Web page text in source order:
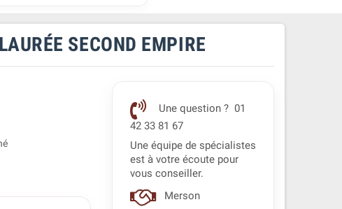
SECOND EMPIRE
Une question ? 01
42 33 81 67
Une équipe de spécialistes
est à votre écoute pour
vous conseiller.
Merson